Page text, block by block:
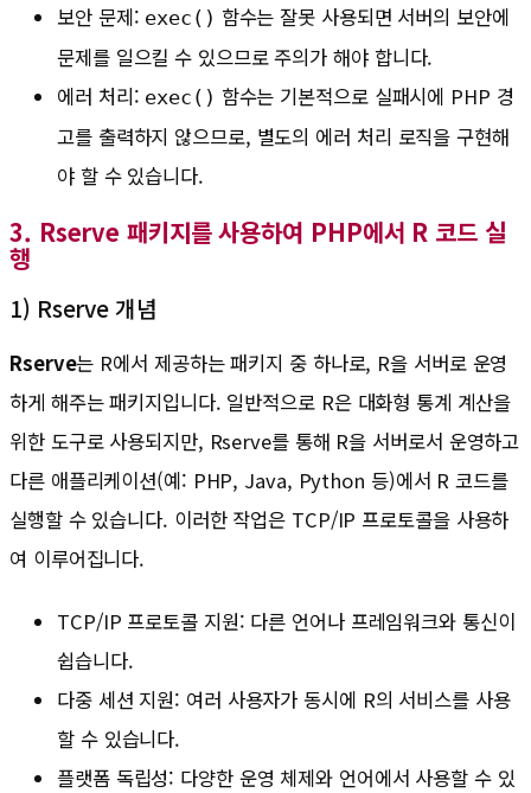
보안 문제: exec() 함수는 잘못 사용되면 서버의 보안에
문제를 일으킬 수 있으므로 주의가 해야 합니다.
에러 처리: exec() 함수는 기본적으로 실패시에 PHP 경
고를 출력하지 않으므로, 별도의 에러 처리 로직을 구현해
야 할 수 있습니다.
3. Rserve 패키지를 사용하여 PHP에서 R 코드 실
행
1) Rserve 개념
Rserve는 R에서 제공하는 패키지 중 하나로, R을 서버로 운영
하게 해주는 패키지입니다. 일반적으로 R은 대화형 통계 계산을
위한 도구로 사용되지만, Rserve를 통해 R을 서버로서 운영하고
다른 애플리케이션(예: PHP, Java, Python 등)에서 R 코드를
실행할 수 있습니다. 이러한 작업은 TCP/IP 프로토콜을 사용하
여 이루어집니다.
TCP/IP 프로토콜 지원: 다른 언어나 프레임워크와 통신이
쉽습니다.
다중 세션 지원: 여러 사용자가 동시에 R의 서비스를 사용
할 수 있습니다.
플랫폼 독립성: 다양한 운영 체제와 언어에서 사용할 수 있